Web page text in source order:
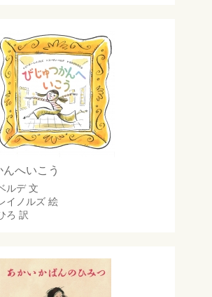
へいこう
ルデ文
イノルズ絵
ろ 訳